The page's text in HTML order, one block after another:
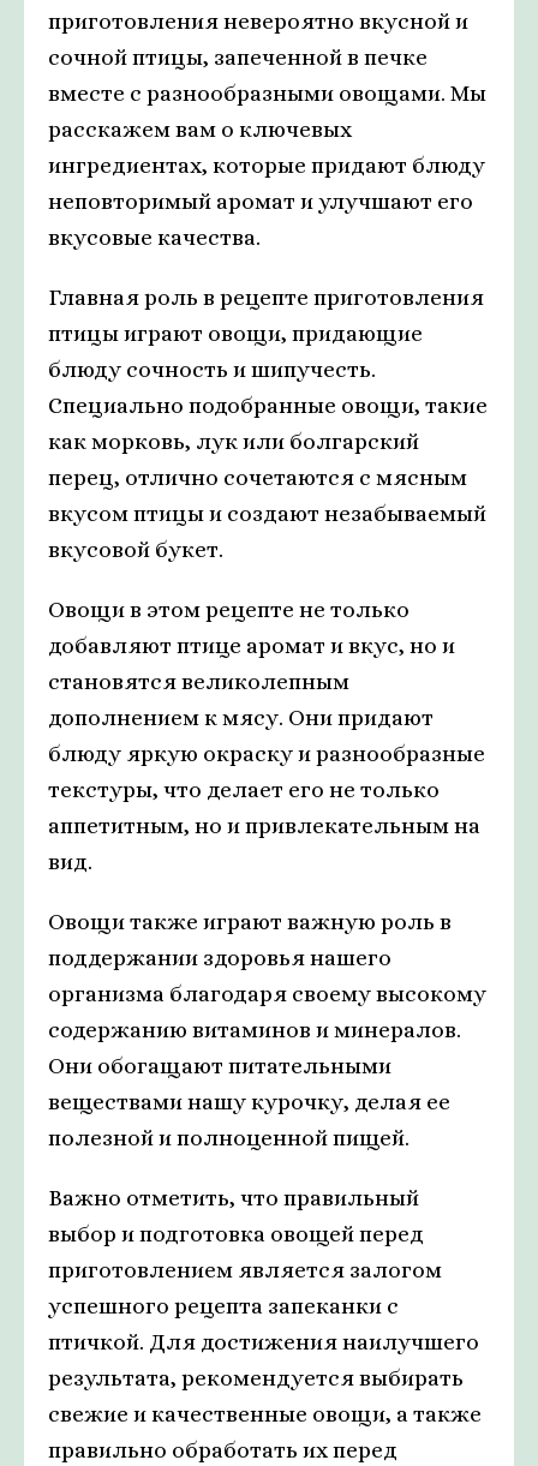
приготовления невероятно вкусной и
сочной птицы, запеченной в печке
вместе с разнообразными овощами. Мы
расскажем вам о ключевых
ингредиентах, которые придают блюду
неповторимый аромат и улучшают его
вкусовые качества.
Главная роль в рецепте приготовления
птицы играют овощи, придающие
блюду сочность и шипучесть.
Специально подобранные овощи, такие
как морковь, лук или болгарский
перец, отлично сочетаются с мясным
вкусом птицы и создают незабываемый
вкусовой букет.
Овощи в этом рецепте не только
добавляют птице аромат и вкус, но и
становятся великолепным
дополнением к мясу. Они придают
блюду яркую окраску и разнообразные
текстуры, что делает его не только
аппетитным, но и привлекательным на
вид.
Овощи также играют важную роль в
поддержании здоровья нашего
организма благодаря своему высокому
содержанию витаминов и минералов.
Они обогащают питательными
веществами нашу курочку, делая ее
полезной и полноценной пищей.
Важно отметить, что правильный
выбор и подготовка овощей перед
приготовлением является залогом
успешного рецепта запеканки с
птичкой. Для достижения наилучшего
результата, рекомендуется выбирать
свежие и качественные овощи, а также
правильно обработать их перед